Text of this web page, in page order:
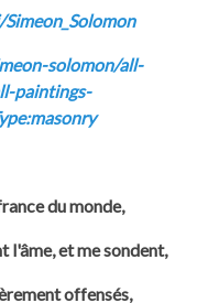
solomon/all-
paintings-
du monde,
l'âme, et me sondent,
offensés,